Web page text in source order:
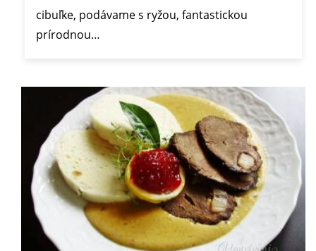
cibuľke, podávame s ryžou, fantastickou
prírodnou…